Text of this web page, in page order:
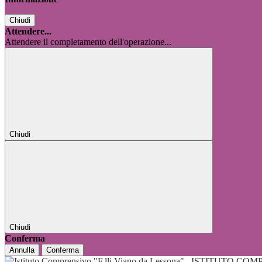
Chiudi
Attendere...
Attendere il completamento dell'operazione...
Chiudi
Chiudi
Conferma
Annulla Conferma